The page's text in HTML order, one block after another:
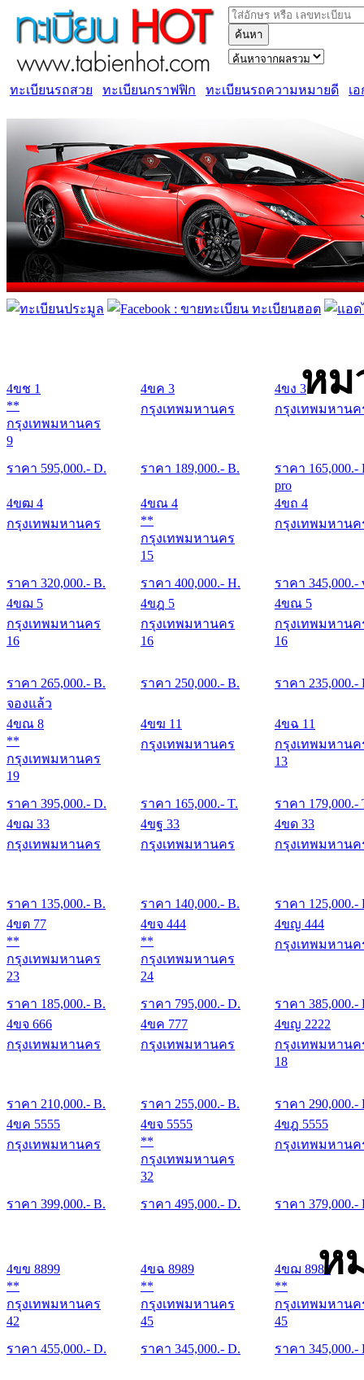
ค้นหา
ทะเบียนรถสวย ทะเบียนกราฟฟิก ทะเบียนรถความหมายดี เ
หม
4ขช 1
**
กรุงเทพมหานคร
9
ราคา 595,000.- D.
4ขค 3
กรุงเทพมหานคร
ราคา 189,000.- B.
4ขง 3
กรุงเทพมหานค
ราคา 165,000.-
4ขฒ 4
กรุงเทพมหานคร
ราคา 320,000.- B.
4ขณ 4
**
กรุงเทพมหานคร
15
ราคา 400,000.- H.
pro
4ขถ 4
กรุงเทพมหานค
ราคา 345,000.-
4ขฌ 5
กรุงเทพมหานคร
16
ราคา 265,000.- B.
4ขฎ 5
กรุงเทพมหานคร
16
ราคา 250,000.- B.
4ขณ 5
กรุงเทพมหานค
16
ราคา 235,000.-
จองแล้ว
4ขณ 8
**
กรุงเทพมหานคร
19
ราคา 395,000.- D.
4ขฆ 11
กรุงเทพมหานคร
ราคา 165,000.- T.
4ขฉ 11
กรุงเทพมหานค
13
ราคา 179,000.-
4ขฌ 33
กรุงเทพมหานคร
ราคา 135,000.- B.
4ขฐ 33
กรุงเทพมหานคร
ราคา 140,000.- B.
4ขด 33
กรุงเทพมหานค
ราคา 125,000.-
4ขต 77
**
กรุงเทพมหานคร
23
ราคา 185,000.- B.
4ขจ 444
**
กรุงเทพมหานคร
24
ราคา 795,000.- D.
4ขญ 444
กรุงเทพมหานค
ราคา 385,000.-
4ขจ 666
กรุงเทพมหานคร
ราคา 210,000.- B.
4ขค 777
กรุงเทพมหานคร
ราคา 255,000.- B.
4ขญ 2222
กรุงเทพมหานค
18
ราคา 290,000.-
4ขค 5555
กรุงเทพมหานคร
ราคา 399,000.- B.
4ขจ 5555
**
กรุงเทพมหานคร
32
ราคา 495,000.- D.
4ขฎ 5555
กรุงเทพมหานค
ราคา 379,000.-
ห
4ขข 8899
**
กรุงเทพมหานคร
42
ราคา 455,000.- D.
4ขฉ 8989
**
กรุงเทพมหานคร
45
ราคา 345,000.- D.
4ขฌ 8989
**
กรุงเทพมหานค
45
ราคา 345,000.-